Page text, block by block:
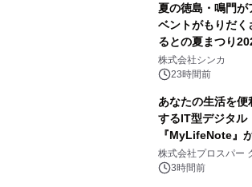
夏の徳島・鳴門が
ベントがもりだく
るとの夏まつり
日間開催 ～夏限
会、大学芋スティ
株式会社シンカ
23時間前
あなたの生活を
するIT型デジタル
『MyLifeNote』
秀賞100名に1年
株式会社プロスパー
3時間前